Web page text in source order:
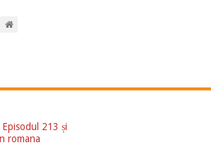
213 și
romana